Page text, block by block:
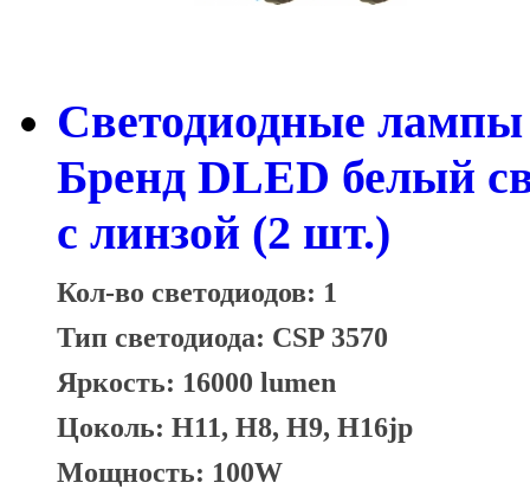
Светодиодные лампы
Бренд DLED белый
с линзой (2 шт.)
Кол-во светодиодов: 1
Тип светодиода: CSP 3570
Яркость: 16000 lumen
Цоколь: H11, H8, H9, H16jp
Мощность: 100W